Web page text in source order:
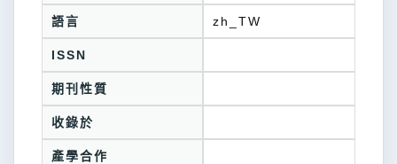
語言 zh_TW
ISSN
期刊性質
收錄於
產學合作